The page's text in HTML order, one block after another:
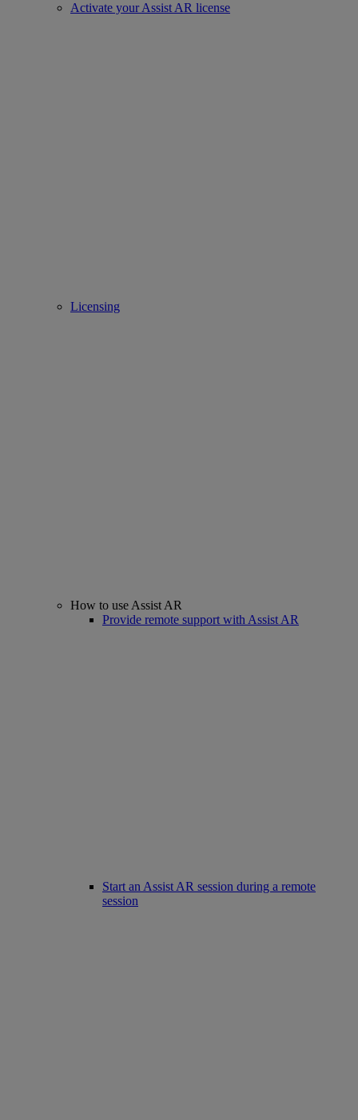
Activate your Assist AR license
Licensing
How to use Assist AR
Provide remote support with Assist AR
Start an Assist AR session during a remote
session